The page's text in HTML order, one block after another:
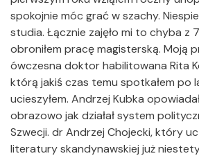
spokojnie móc grać w szachy.
studia. Łącznie zajęło mi to chyba z
obroniłem pracę magisterską. Moją
ówczesna doktor habilitowana Rita
którą jakiś czas temu spotkałem po
ucieszyłem. Andrzej Kubka
obrazowo jak działał system
Szwecji. dr Andrzej Chojecki, który
literatury skandynawskiej już